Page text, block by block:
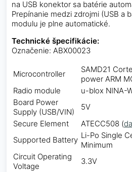
na USB konektor sa batérie
Prepínanie medzi zdrojmi (USB a
modulu je plne automatické.
Technické špecifikácie:
Označenie: ABX00023
Microcontroller
SAMD21
power ARM
Radio module
u-blox NINA-
Board Power
Supply (USB/VIN)
5V
Secure Element
ATECC508 (
Supported Battery Li-Po Single
Minimum
Circuit Operating
Voltage
3.3V